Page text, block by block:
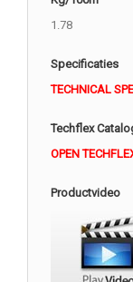
1.78
Specificaties
TECHNICAL
Techflex
OPEN
Productvideo